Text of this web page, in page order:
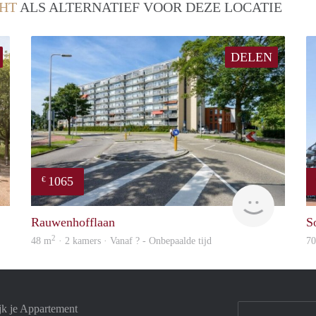
ALS ALTERNATIEF VOOR DEZE LOCATIE
Woning
DELEN
€ 1065
rent
Rauwenhofflaan
48 m2 · 2 kamers · Vanaf ? - Onbepaalde tijd
je Appartement